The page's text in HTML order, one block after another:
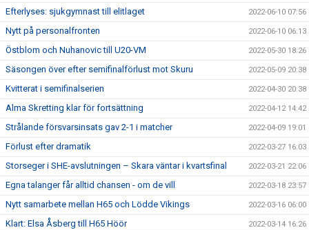
Efterlyses: sjukgymnast till elitlaget 2022-06-10 07:56
Nytt på personalfronten 2022-06-10 06:13
Östblom och Nuhanovic till U20-VM 2022-05-30 18:26
Säsongen över efter semifinalförlust mot Skuru 2022-05-09 20:38
Kvitterat i semifinalserien 2022-04-30 20:38
Alma Skretting klar för fortsättning 2022-04-12 14:42
Strålande försvarsinsats gav 2-1 i matcher 2022-04-09 19:01
Förlust efter dramatik 2022-03-27 16:03
Storseger i SHE-avslutningen – Skara väntar i kvartsfinal 2022-03-21 22:06
Egna talanger får alltid chansen - om de vill 2022-03-18 23:57
Nytt samarbete mellan H65 och Lödde Vikings 2022-03-16 06:00
Klart: Elsa Åsberg till H65 Höör 2022-03-14 16:26